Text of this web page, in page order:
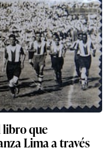
libro que
Lima a través